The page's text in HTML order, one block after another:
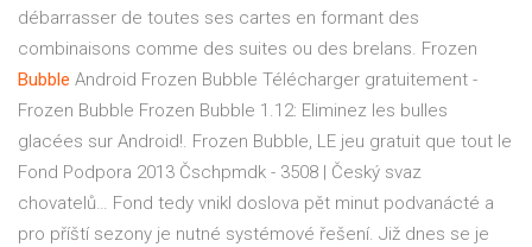
débarrasser de toutes ses cartes en formant des
combinaisons comme des suites ou des brelans. Frozen
Bubble Android Frozen Bubble Télécharger gratuitement -
Frozen Bubble Frozen Bubble 1.12: Eliminez les bulles
glacées sur Android!. Frozen Bubble, LE jeu gratuit que tout le
Fond Podpora 2013 Čschpmdk - 3508 | Český svaz
chovatelů… Fond tedy vnikl doslova pět minut podvanácté a
pro příští sezony je nutné systémové řešení. Již dnes se je